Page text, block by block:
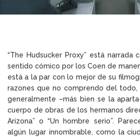
“The Hudsucker Proxy” está narrada
sentido cómico por los Coen de
está a la par con lo mejor de su
razones que no comprendo del
generalmente –más bien se la
cuerpo de obras de los hermanos
Arizona” o “Un hombre serio”.
algún lugar innombrable, como la